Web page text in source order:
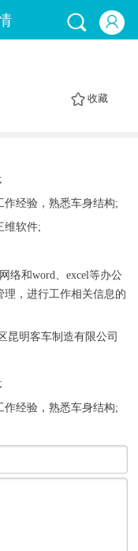
收藏
作经验，熟悉车身结构;
维软件;
络和word、excel等办公
，进行工作相关信息的
昆明客车制造有限公司
作经验，熟悉车身结构;